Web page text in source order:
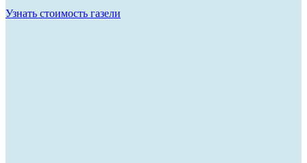
Узнать стоимость газели